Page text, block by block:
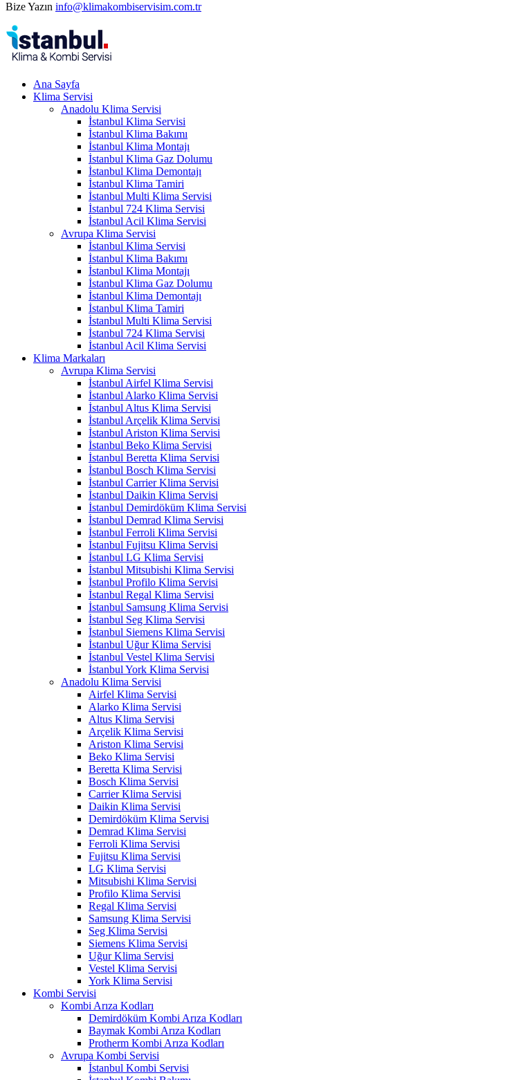
Bize Yazın info@klimakombiservisim.com.tr
Ana Sayfa
Klima Servisi
Anadolu Klima Servisi
İstanbul Klima Servisi
İstanbul Klima Bakımı
İstanbul Klima Montajı
İstanbul Klima Gaz Dolumu
İstanbul Klima Demontajı
İstanbul Klima Tamiri
İstanbul Multi Klima Servisi
İstanbul 724 Klima Servisi
İstanbul Acil Klima Servisi
Avrupa Klima Servisi
İstanbul Klima Servisi
İstanbul Klima Bakımı
İstanbul Klima Montajı
İstanbul Klima Gaz Dolumu
İstanbul Klima Demontajı
İstanbul Klima Tamiri
İstanbul Multi Klima Servisi
İstanbul 724 Klima Servisi
İstanbul Acil Klima Servisi
Klima Markaları
Avrupa Klima Servisi
İstanbul Airfel Klima Servisi
İstanbul Alarko Klima Servisi
İstanbul Altus Klima Servisi
İstanbul Arçelik Klima Servisi
İstanbul Ariston Klima Servisi
İstanbul Beko Klima Servisi
İstanbul Beretta Klima Servisi
İstanbul Bosch Klima Servisi
İstanbul Carrier Klima Servisi
İstanbul Daikin Klima Servisi
İstanbul Demirdöküm Klima Servisi
İstanbul Demrad Klima Servisi
İstanbul Ferroli Klima Servisi
İstanbul Fujitsu Klima Servisi
İstanbul LG Klima Servisi
İstanbul Mitsubishi Klima Servisi
İstanbul Profilo Klima Servisi
İstanbul Regal Klima Servisi
İstanbul Samsung Klima Servisi
İstanbul Seg Klima Servisi
İstanbul Siemens Klima Servisi
İstanbul Uğur Klima Servisi
İstanbul Vestel Klima Servisi
İstanbul York Klima Servisi
Anadolu Klima Servisi
Airfel Klima Servisi
Alarko Klima Servisi
Altus Klima Servisi
Arçelik Klima Servisi
Ariston Klima Servisi
Beko Klima Servisi
Beretta Klima Servisi
Bosch Klima Servisi
Carrier Klima Servisi
Daikin Klima Servisi
Demirdöküm Klima Servisi
Demrad Klima Servisi
Ferroli Klima Servisi
Fujitsu Klima Servisi
LG Klima Servisi
Mitsubishi Klima Servisi
Profilo Klima Servisi
Regal Klima Servisi
Samsung Klima Servisi
Seg Klima Servisi
Siemens Klima Servisi
Uğur Klima Servisi
Vestel Klima Servisi
York Klima Servisi
Kombi Servisi
Kombi Arıza Kodları
Demirdöküm Kombi Arıza Kodları
Baymak Kombi Arıza Kodları
Protherm Kombi Arıza Kodları
Avrupa Kombi Servisi
İstanbul Kombi Servisi